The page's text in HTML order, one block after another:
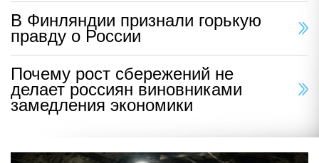
В Финляндии признали горькую
правду о России
Почему рост сбережений не
делает россиян виновниками
замедления экономики